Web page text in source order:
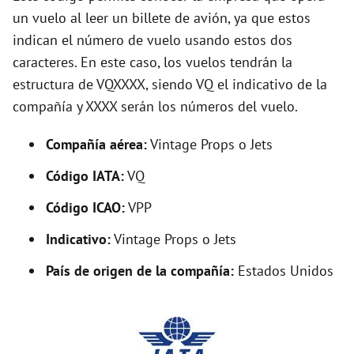
y
V
i
un vuelo al leer un billete de avión, ya que estos
indican el número de vuelo usando estos dos
caracteres. En este caso, los vuelos tendrán la
estructura de VQXXXX, siendo VQ el indicativo de la
compañía y XXXX serán los números del vuelo.
Compañía aérea:Vintage Props o Jets
Código IATA:VQ
Código ICAO:VPP
Indicativo:Vintage Props o Jets
País de origen de la compañía: Estados Unidos